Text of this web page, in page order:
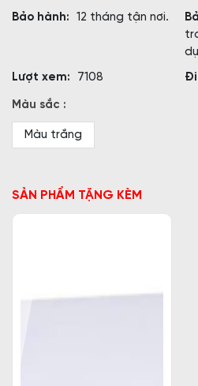
Bảo hành: 12 tháng tận nơi.
Lượt xem:
7108
Màu sắc :
Màu trắng
SẢN PHẨM TẶNG KÈM